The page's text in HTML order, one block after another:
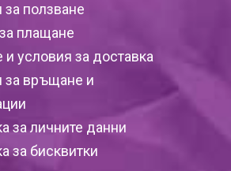
за ползване
плащане
и условия за доставка
за връщане и
за личните данни
за бисквитки